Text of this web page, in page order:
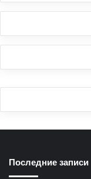
Последние записи